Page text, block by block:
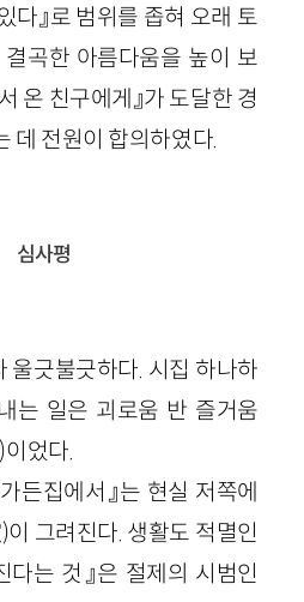
다』로 범위를 좁혀 오래 토
곡한 아름다움을 높이 보
온 친구에게』가 도달한 경
데 전원이 합의하였다.
심사평
울긋불긋하다. 시집 하나하
는 일은 괴로움 반 즐거움
었다.
든집에서』는 현실 저쪽에
그려진다. 생활도 적멸인
다는 것』은 절제의 시범인